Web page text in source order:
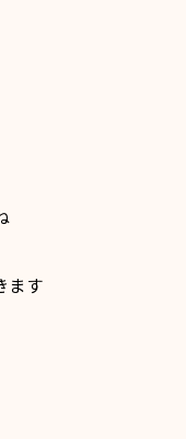
ます